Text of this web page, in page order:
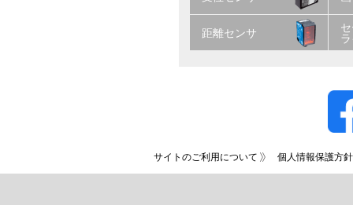
距離センサ
サイトのご利用について 個人情報保護方針